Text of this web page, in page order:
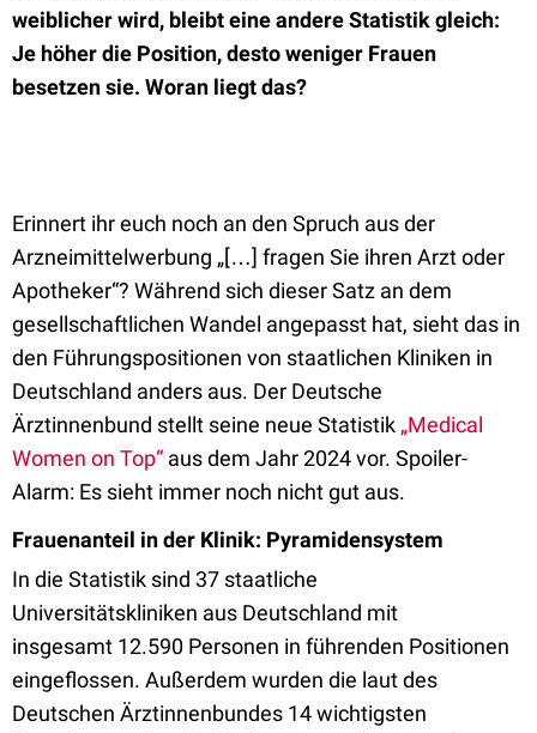
weiblicher wird, bleibt eine andere Statistik gleich:
Je höher die Position, desto weniger Frauen
besetzen sie. Woran liegt das?
Erinnert ihr euch noch an den Spruch aus der
Arzneimittelwerbung „[…] fragen Sie ihren Arzt oder
Apotheker“? Während sich dieser Satz an dem
gesellschaftlichen Wandel angepasst hat, sieht das in
den Führungspositionen von staatlichen Kliniken in
Deutschland anders aus. Der Deutsche
Ärztinnenbund stellt seine neue Statistik „Medical
Women on Top“ aus dem Jahr 2024 vor. Spoiler-
Alarm: Es sieht immer noch nicht gut aus.
Frauenanteil in der Klinik: Pyramidensystem
In die Statistik sind 37 staatliche
Universitätskliniken aus Deutschland mit
insgesamt 12.590 Personen in führenden Positionen
eingeflossen. Außerdem wurden die laut des
Deutschen Ärztinnenbundes 14 wichtigsten